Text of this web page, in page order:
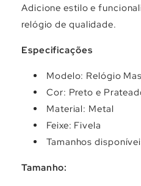
Adicione estilo e
relógio de qualidade.
Especificações
Modelo: Relógio
Cor: Preto e
Material: Metal
Feixe: Fivela
Tamanhos
Tamanho: